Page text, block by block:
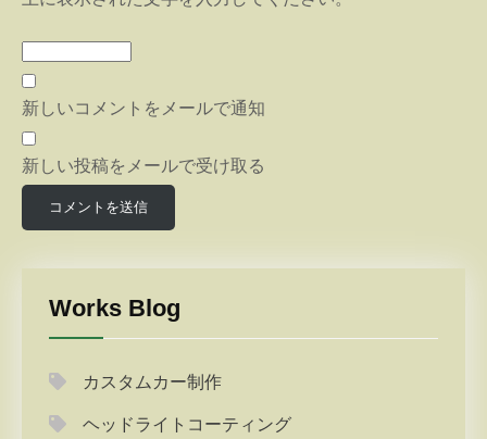
新しいコメントをメールで通知
新しい投稿をメールで受け取る
Works Blog
カスタムカー制作
ヘッドライトコーティング